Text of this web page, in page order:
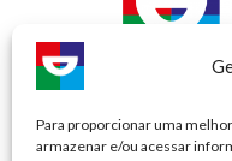
Para proporcionar uma
armazenar e/ou acessar